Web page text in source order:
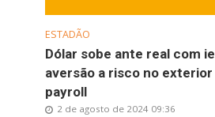
ESTADÃO
Dólar sobe ante real com
aversão a risco no
payroll
2 de agosto de 2024 09:36